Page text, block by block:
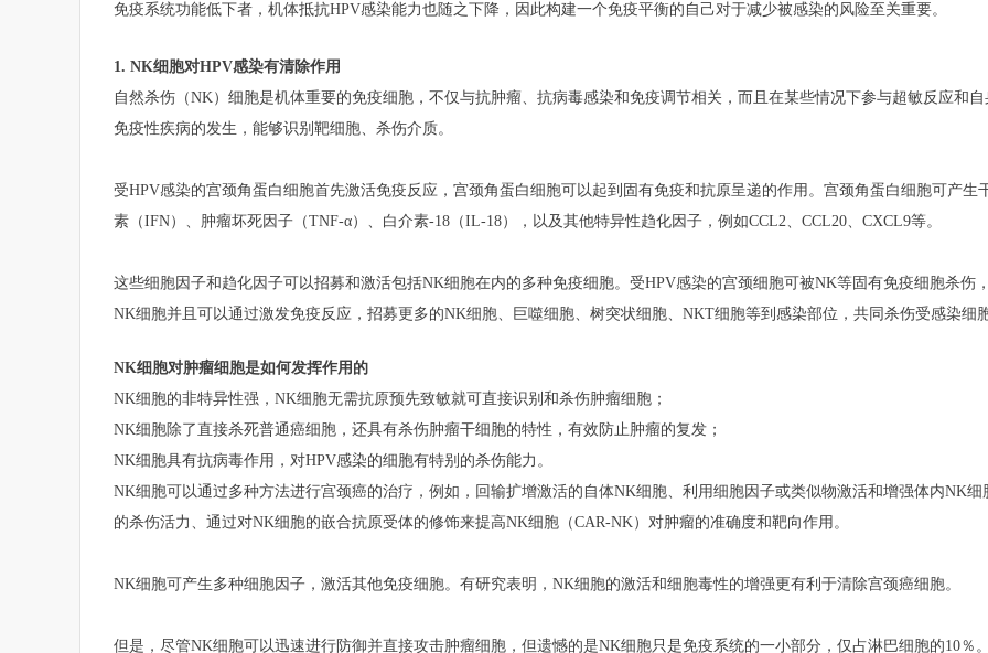
免疫系统功能低下者，机体抵抗HPV感染能力也随之下降，因此构建一个免疫平衡的自己对于减少被感染的风险至关重要。
1. NK细胞对HPV感染有清除作用
自然杀伤（NK）细胞是机体重要的免疫细胞，不仅与抗肿瘤、抗病毒感染和免疫调节相关，而且在某些情况下参与超敏反应和自
免疫性疾病的发生，能够识别靶细胞、杀伤介质。
受HPV感染的宫颈角蛋白细胞首先激活免疫反应，宫颈角蛋白细胞可以起到固有免疫和抗原呈递的作用。 宫颈角蛋白细胞可产生
素（IFN）、肿瘤坏死因子（TNF-α）、白介素-18（IL-18），以及其他特异性趋化因子，例如CCL2、CCL20、CXCL9等。
这些细胞因子和趋化因子可以招募和激活包括NK细胞在内的多种免疫细胞。受HPV感染的宫颈细胞可被NK等固有免疫细胞杀伤，
NK细胞并且可以通过激发免疫反应，招募更多的NK细胞、巨噬细胞、树突状细胞、NKT细胞等到感染部位，共同杀伤受感染细胞
NK细胞对肿瘤细胞是如何发挥作用的
NK细胞的非特异性强，NK细胞无需抗原预先致敏就可直接识别和杀伤肿瘤细胞；
NK细胞除了直接杀死普通癌细胞，还具有杀伤肿瘤干细胞的特性，有效防止肿瘤的复发；
NK细胞具有抗病毒作用，对HPV感染的细胞有特别的杀伤能力 。
NK细胞可以通过多种方法进行宫颈癌的治疗，例如，回输扩增激活的自体NK细胞、利用细胞因子或类似物激活和增强体内NK细
的杀伤活力、通过对NK细胞的嵌合抗原受体的修饰来提高NK细胞（CAR-NK）对肿瘤的准确度和靶向作用。
NK细胞可产生多种细胞因子，激活其他免疫细胞。有研究表明，NK细胞的激活和细胞毒性的增强更有利于清除宫颈癌细胞。
但是，尽管NK细胞可以迅速进行防御并直接攻击肿瘤细胞，但遗憾的是NK细胞只是免疫系统的一小部分，仅占淋巴细胞的10％